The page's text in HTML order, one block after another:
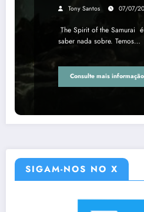
Tony Santos 07/07/
The Spirit of the Samurai
saber nada sobre. Temos…
Consulte mais informação
SIGAM-NOS NO X